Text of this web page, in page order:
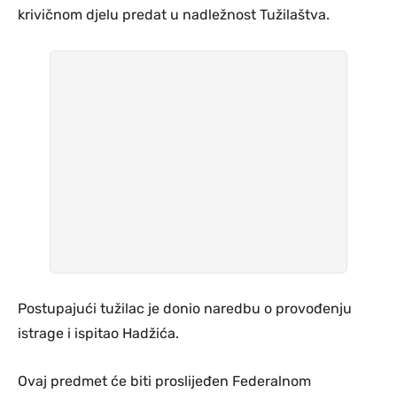
krivičnom djelu predat u nadležnost Tužilaštva.
Postupajući tužilac je donio naredbu o provođenju
istrage i ispitao Hadžića.
Ovaj predmet će biti proslijeđen Federalnom